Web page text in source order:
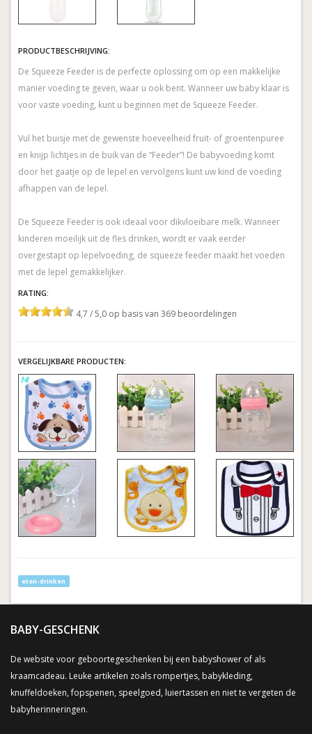
PRODUCTBESCHRIJVING:
De Squeeze Feeder is de perfecte oplossing om op een makkelijke
manier voeding te geven, waar u ook bent. Wanneer uw baby klaar is
voor vaste voeding, kunt u beginnen met de Squeeze Feeder.
Vul het buisje met de gewenste hoeveelheid fruit- of groentenpuree
en knijp lichtjes in de buik van de “Feeder”! De babyvoeding komt
door het gaatje op de lepel en vervolgens kunt uw kind de voeding
afhappen van de lepel.
De Squeeze Feeder is ook ideaal voor dikvloeibare melk. Wanneer
kinderen moeilijk uit de fles drinken, wordt er vaak eerder
overgestapt op lepelvoeding, de squeeze feeder maakt het voeden
met de lepel gemakkelijker.
RATING:
4,7 / 5,0 op basis van 369 beoordelingen
VERGELIJKBARE PRODUCTEN:
eten-drinken
BABY-GESCHENK
De website voor geboortegeschenken bij een babyshower of als
kraamcadeau. Leuke artikelen zoals rompertjes, babykleding,
knuffeldoeken, fopspenen, speelgoed, luiertassen en niet te vergeten de
babyherinneringen.